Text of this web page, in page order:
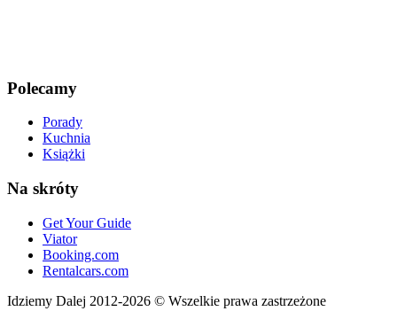
Polecamy
Porady
Kuchnia
Książki
Na skróty
Get Your Guide
Viator
Booking.com
Rentalcars.com
Idziemy Dalej 2012-2026 © Wszelkie prawa zastrzeżone